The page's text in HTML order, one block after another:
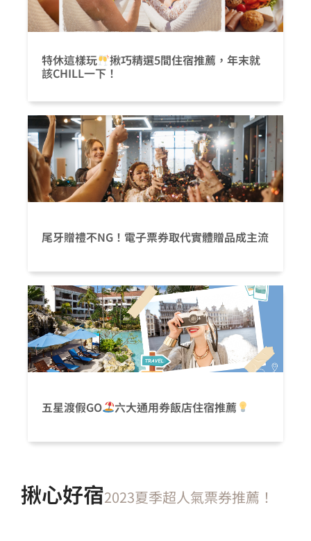
特休這樣玩 揪巧精選5間住宿推薦，年末就
該CHILL一下！
尾牙贈禮不NG！電子票券取代實體贈品成主流
五星渡假GO 六大通用券飯店住宿推薦
揪心好宿2023夏季超人氣票券推薦！